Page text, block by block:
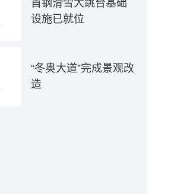
实践
首钢滑雪大跳台基础
设施已就位
“冬奥大道”完成景观改
造